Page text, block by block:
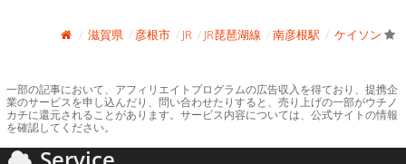
滋賀県 彦根市 JR JR琵琶湖線 南彦根駅 ケイソン
一部の記事において、アフィリエイトプログラムの広告収入を得ており、提携企
業のサービスを申し込んだり、問い合わせたりすると、売り上げの一部がウチノ
カチに還元されることがあります。サービス内容については、公式サイトの情報
を確認してください。